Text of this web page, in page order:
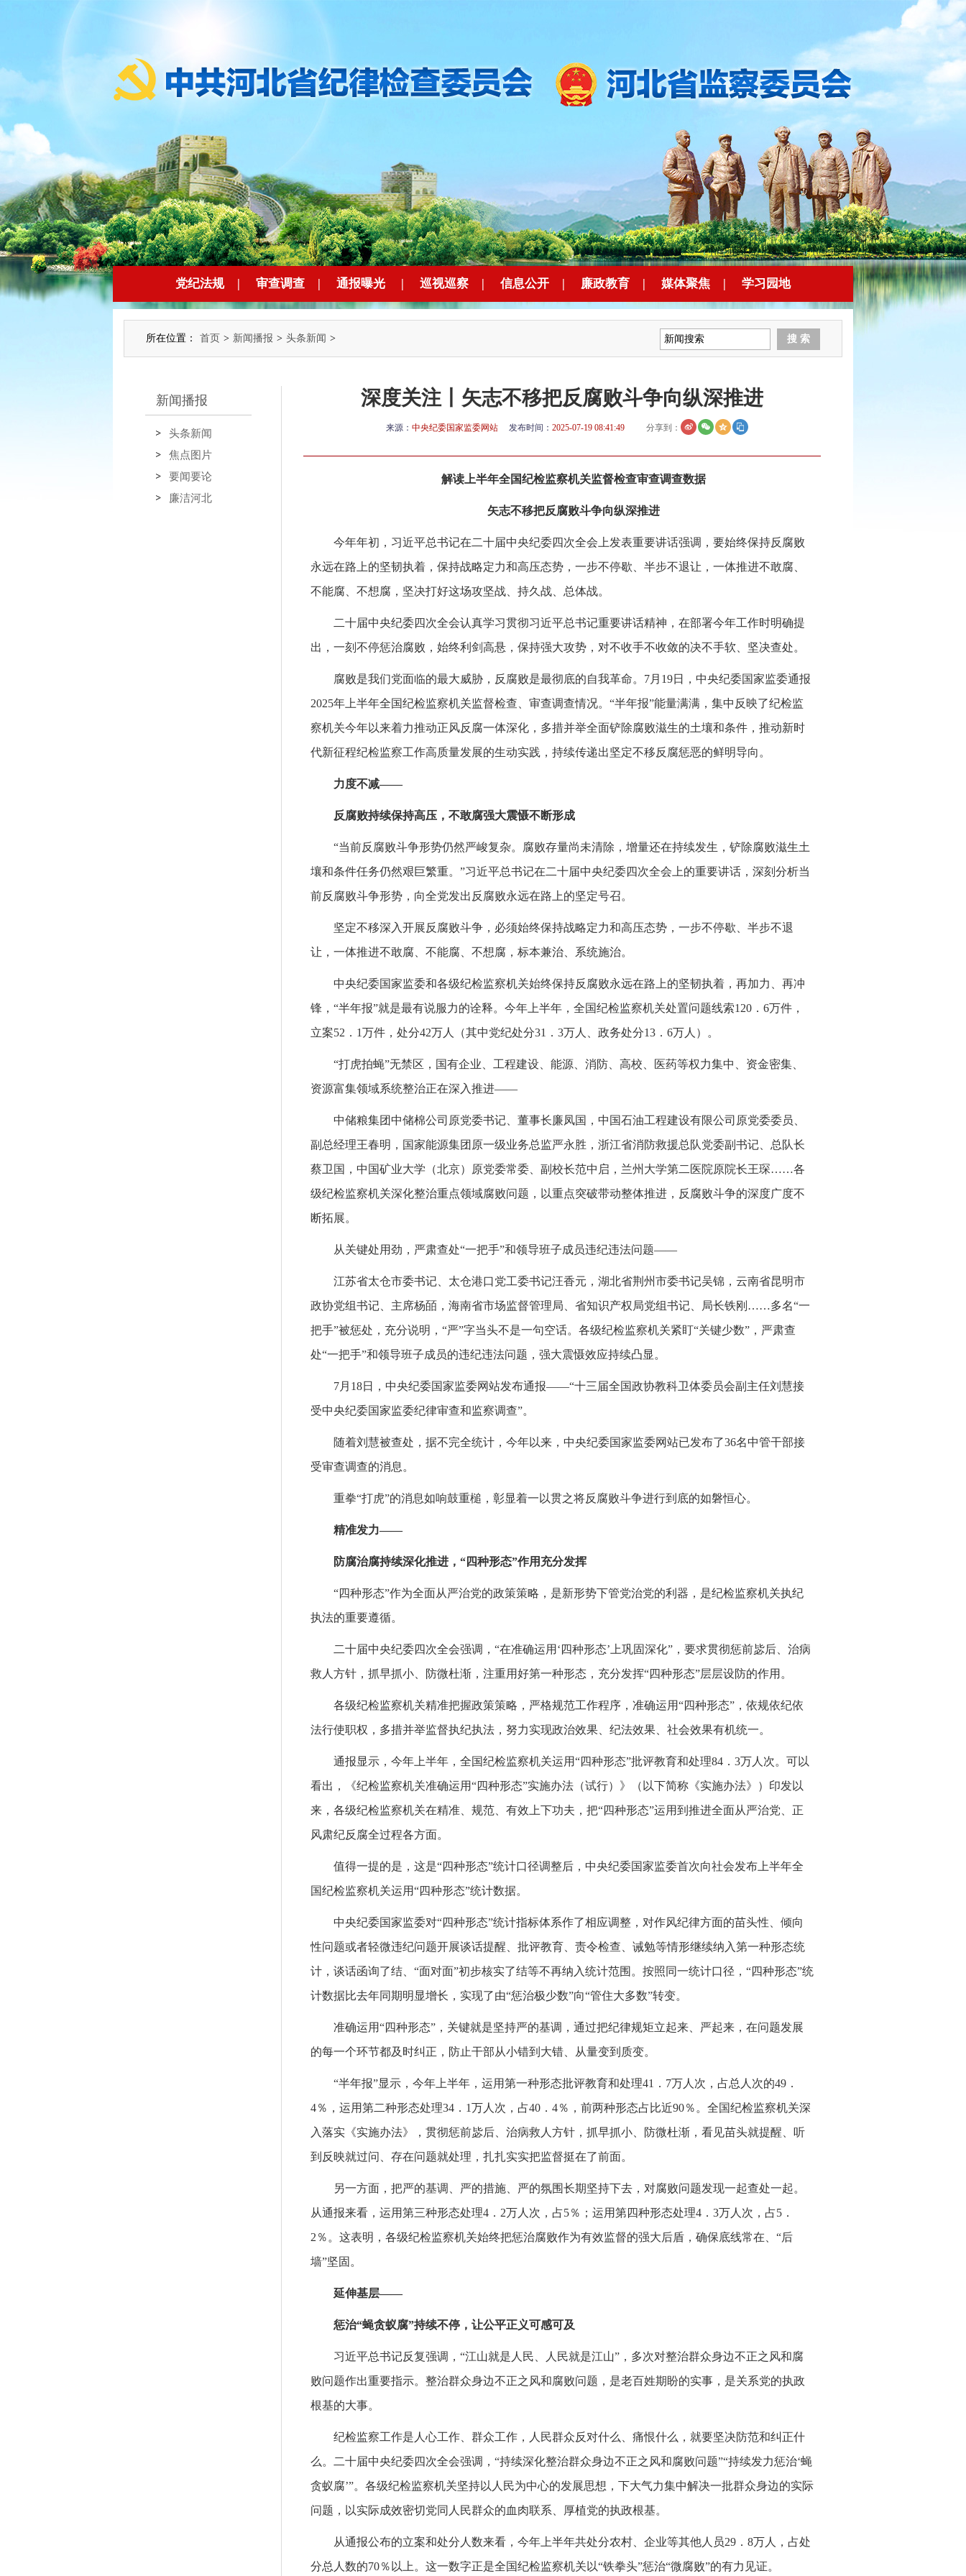
党纪法规 | 审查调查 | 通报曝光 | 巡视巡察 | 信息公开 | 廉政教育 | 媒体聚焦 | 学习园地
所在位置： 首页 > 新闻播报 > 头条新闻 >
新闻播报
头条新闻
焦点图片
要闻要论
廉洁河北
深度关注丨矢志不移把反腐败斗争向纵深推进
来源： 中央纪委国家监委网站 发布时间： 2025-07-19 08:41:49 分享到：
解读上半年全国纪检监察机关监督检查审查调查数据
矢志不移把反腐败斗争向纵深推进
今年年初，习近平总书记在二十届中央纪委四次全会上发表重要讲话强调，要始终保持反腐败
永远在路上的坚韧执着，保持战略定力和高压态势，一步不停歇、半步不退让，一体推进不敢腐、
不能腐、不想腐，坚决打好这场攻坚战、持久战、总体战。
二十届中央纪委四次全会认真学习贯彻习近平总书记重要讲话精神，在部署今年工作时明确提
出，一刻不停惩治腐败，始终利剑高悬，保持强大攻势，对不收手不收敛的决不手软、坚决查处。
腐败是我们党面临的最大威胁，反腐败是最彻底的自我革命。7月19日，中央纪委国家监委通报
2025年上半年全国纪检监察机关监督检查、审查调查情况。“半年报”能量满满，集中反映了纪检监
察机关今年以来着力推动正风反腐一体深化，多措并举全面铲除腐败滋生的土壤和条件，推动新时
代新征程纪检监察工作高质量发展的生动实践，持续传递出坚定不移反腐惩恶的鲜明导向。
力度不减——
反腐败持续保持高压，不敢腐强大震慑不断形成
“当前反腐败斗争形势仍然严峻复杂。腐败存量尚未清除，增量还在持续发生，铲除腐败滋生土
壤和条件任务仍然艰巨繁重。”习近平总书记在二十届中央纪委四次全会上的重要讲话，深刻分析当
前反腐败斗争形势，向全党发出反腐败永远在路上的坚定号召。
坚定不移深入开展反腐败斗争，必须始终保持战略定力和高压态势，一步不停歇、半步不退
让，一体推进不敢腐、不能腐、不想腐，标本兼治、系统施治。
中央纪委国家监委和各级纪检监察机关始终保持反腐败永远在路上的坚韧执着，再加力、再冲
锋，“半年报”就是最有说服力的诠释。今年上半年，全国纪检监察机关处置问题线索120．6万件，
立案52．1万件，处分42万人（其中党纪处分31．3万人、政务处分13．6万人）。
“打虎拍蝇”无禁区，国有企业、工程建设、能源、消防、高校、医药等权力集中、资金密集、
资源富集领域系统整治正在深入推进——
中储粮集团中储棉公司原党委书记、董事长廉凤国，中国石油工程建设有限公司原党委委员、
副总经理王春明，国家能源集团原一级业务总监严永胜，浙江省消防救援总队党委副书记、总队长
蔡卫国，中国矿业大学（北京）原党委常委、副校长范中启，兰州大学第二医院原院长王琛……各
级纪检监察机关深化整治重点领域腐败问题，以重点突破带动整体推进，反腐败斗争的深度广度不
断拓展。
从关键处用劲，严肃查处“一把手”和领导班子成员违纪违法问题——
江苏省太仓市委书记、太仓港口党工委书记汪香元，湖北省荆州市委书记吴锦，云南省昆明市
政协党组书记、主席杨皕，海南省市场监督管理局、省知识产权局党组书记、局长铁刚……多名“一
把手”被惩处，充分说明，“严”字当头不是一句空话。各级纪检监察机关紧盯“关键少数”，严肃查
处“一把手”和领导班子成员的违纪违法问题，强大震慑效应持续凸显。
7月18日，中央纪委国家监委网站发布通报——“十三届全国政协教科卫体委员会副主任刘慧接
受中央纪委国家监委纪律审查和监察调查”。
随着刘慧被查处，据不完全统计，今年以来，中央纪委国家监委网站已发布了36名中管干部接
受审查调查的消息。
重拳“打虎”的消息如响鼓重槌，彰显着一以贯之将反腐败斗争进行到底的如磐恒心。
精准发力——
防腐治腐持续深化推进，“四种形态”作用充分发挥
“四种形态”作为全面从严治党的政策策略，是新形势下管党治党的利器，是纪检监察机关执纪
执法的重要遵循。
二十届中央纪委四次全会强调，“在准确运用‘四种形态’上巩固深化”，要求贯彻惩前毖后、治病
救人方针，抓早抓小、防微杜渐，注重用好第一种形态，充分发挥“四种形态”层层设防的作用。
各级纪检监察机关精准把握政策策略，严格规范工作程序，准确运用“四种形态”，依规依纪依
法行使职权，多措并举监督执纪执法，努力实现政治效果、纪法效果、社会效果有机统一。
通报显示，今年上半年，全国纪检监察机关运用“四种形态”批评教育和处理84．3万人次。可以
看出，《纪检监察机关准确运用“四种形态”实施办法（试行）》（以下简称《实施办法》）印发以
来，各级纪检监察机关在精准、规范、有效上下功夫，把“四种形态”运用到推进全面从严治党、正
风肃纪反腐全过程各方面。
值得一提的是，这是“四种形态”统计口径调整后，中央纪委国家监委首次向社会发布上半年全
国纪检监察机关运用“四种形态”统计数据。
中央纪委国家监委对“四种形态”统计指标体系作了相应调整，对作风纪律方面的苗头性、倾向
性问题或者轻微违纪问题开展谈话提醒、批评教育、责令检查、诫勉等情形继续纳入第一种形态统
计，谈话函询了结、“面对面”初步核实了结等不再纳入统计范围。按照同一统计口径，“四种形态”统
计数据比去年同期明显增长，实现了由“惩治极少数”向“管住大多数”转变。
准确运用“四种形态”，关键就是坚持严的基调，通过把纪律规矩立起来、严起来，在问题发展
的每一个环节都及时纠正，防止干部从小错到大错、从量变到质变。
“半年报”显示，今年上半年，运用第一种形态批评教育和处理41．7万人次，占总人次的49．
4％，运用第二种形态处理34．1万人次，占40．4％，前两种形态占比近90％。全国纪检监察机关深
入落实《实施办法》，贯彻惩前毖后、治病救人方针，抓早抓小、防微杜渐，看见苗头就提醒、听
到反映就过问、存在问题就处理，扎扎实实把监督挺在了前面。
另一方面，把严的基调、严的措施、严的氛围长期坚持下去，对腐败问题发现一起查处一起。
从通报来看，运用第三种形态处理4．2万人次，占5％；运用第四种形态处理4．3万人次，占5．
2％。这表明，各级纪检监察机关始终把惩治腐败作为有效监督的强大后盾，确保底线常在、“后
墙”坚固。
延伸基层——
惩治“蝇贪蚁腐”持续不停，让公平正义可感可及
习近平总书记反复强调，“江山就是人民、人民就是江山”，多次对整治群众身边不正之风和腐
败问题作出重要指示。整治群众身边不正之风和腐败问题，是老百姓期盼的实事，是关系党的执政
根基的大事。
纪检监察工作是人心工作、群众工作，人民群众反对什么、痛恨什么，就要坚决防范和纠正什
么。二十届中央纪委四次全会强调，“持续深化整治群众身边不正之风和腐败问题”“持续发力惩治‘蝇
贪蚁腐’”。各级纪检监察机关坚持以人民为中心的发展思想，下大气力集中解决一批群众身边的实际
问题，以实际成效密切党同人民群众的血肉联系、厚植党的执政根基。
从通报公布的立案和处分人数来看，今年上半年共处分农村、企业等其他人员29．8万人，占处
分总人数的70％以上。这一数字正是全国纪检监察机关以“铁拳头”惩治“微腐败”的有力见证。